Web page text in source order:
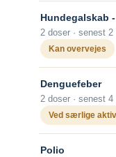
Vaccination
selv.
For
med risiko
for rabies.
Hvis man
søge læge
vaccineret
Hundegalskab
2 doser · senest
Kan overvejes
Denguefeber
2 doser · senest
Ved særlige
Polio